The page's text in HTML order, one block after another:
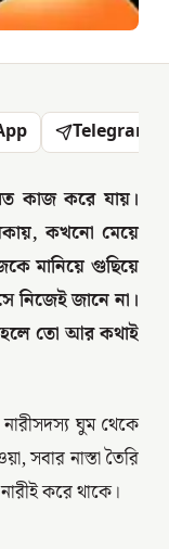
Telegram
কাজ করে যায়।
কখনো মেয়ে
মানিয়ে গুছিয়ে
নিজেই জানে না।
তো আর কথাই
ঘুম থেকে
সবার নাস্তা তৈরি
করে থাকে।